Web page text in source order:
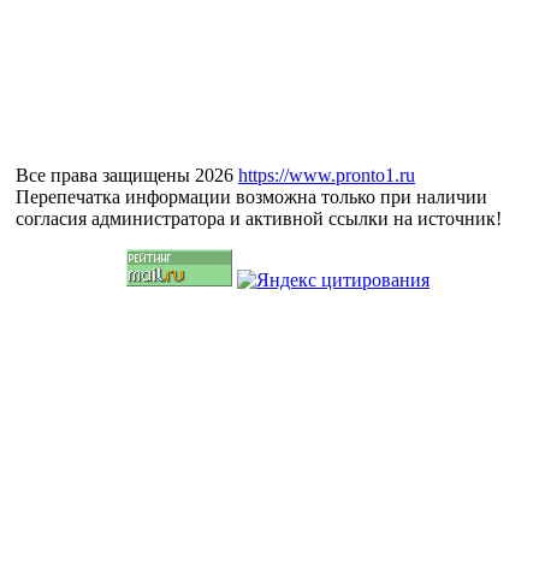
Все права защищены 2026 https://www.pronto1.ru
Перепечатка информации возможна только при наличии
согласия администратора и активной ссылки на источник!